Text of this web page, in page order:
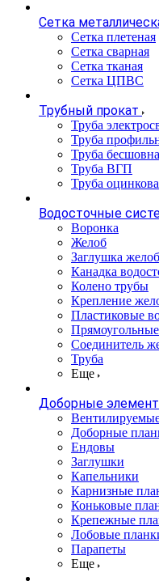
Сетка
Сетка плетеная
Сетка сварная
Сетка тканая
Сетка ЦПВС
Трубный прокат
Труба
Труба
Труба
Труба ВГП
Труба
Водосточные
Воронка
Желоб
Заглушка
Канадка
Колено трубы
Крепление
Пластиковые
Соединитель
Труба
Еще
Доборные
Доборные
Ендовы
Заглушки
Капельники
Карнизные
Коньковые
Крепежные
Лобовые
Парапеты
Еще